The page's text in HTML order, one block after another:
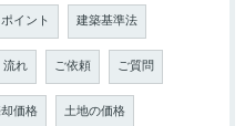
ポイント 建築基準法
流れ ご依頼 ご質問
価格 土地の価格